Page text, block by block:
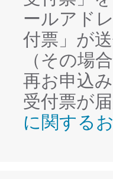
ールアド
付票」が
（その場
再お申込
受付票が
に関する